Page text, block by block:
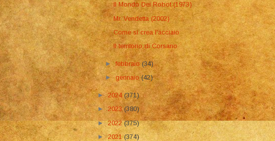
Il Mondo Dei Robot (1973)
Mr. Vendetta (2002)
Come si crea l'acciaio
Il territorio di Corsano
►febbraio(34)
►gennaio(42)
►2024(371)
►2023(380)
►2022(375)
►2021(374)